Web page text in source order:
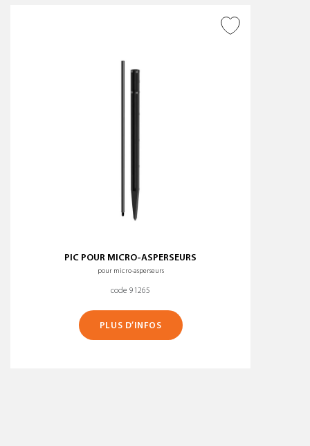
PIC POUR MICRO-ASPERSEURS
pour micro-asperseurs
code 91265
PLUS D’INFOS